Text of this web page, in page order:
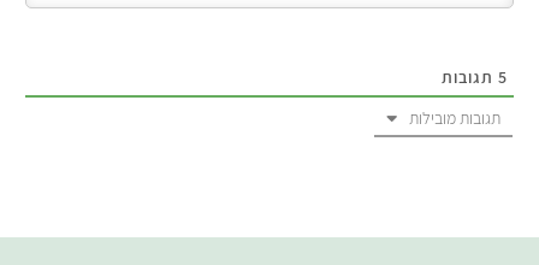
5 תגובות
תגובות מובילות